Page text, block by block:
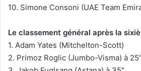
10. Simone Consoni (UAE Team
Le classement général après la
1. Adam Yates (Mitchelton-Scott)
2. Primoz Roglic (Jumbo-Visma) à